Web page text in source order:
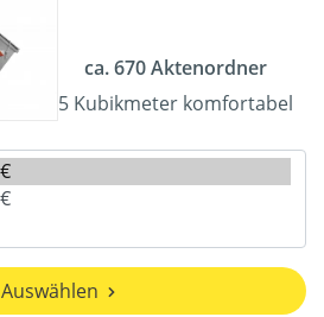
ca. 670 Aktenordner
5 Kubikmeter komfortabel
Auswählen